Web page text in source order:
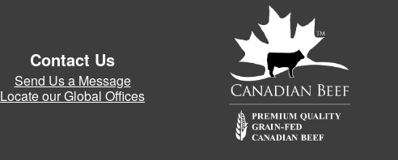
Contact Us
Send Us a Message
Locate our Global Offices